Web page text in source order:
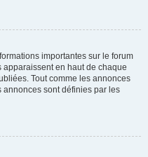
importantes sur le forum
en haut de chaque
Tout comme les annonces
sont définies par les